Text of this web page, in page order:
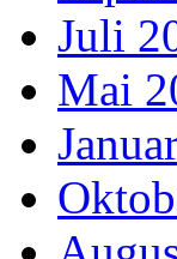
Juli
Mai